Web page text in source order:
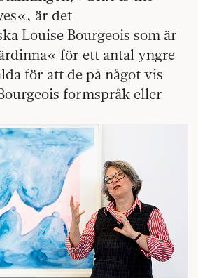
är det
Louise Bourgeois som är
för ett antal yngre
för att de på något vis
formspråk eller